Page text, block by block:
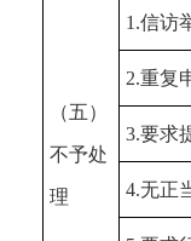
（五）
不予处
理
1.信访
2.重复
3.要求
4.无正